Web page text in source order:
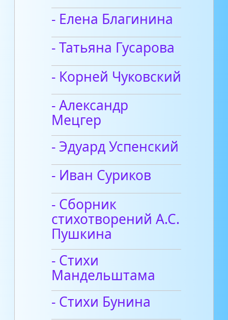
- Елена Благинина
- Татьяна Гусарова
- Корней Чуковский
- Александр
Мецгер
- Эдуард Успенский
- Иван Суриков
- Сборник
стихотворений А.С.
Пушкина
- Стихи
Мандельштама
- Стихи Бунина